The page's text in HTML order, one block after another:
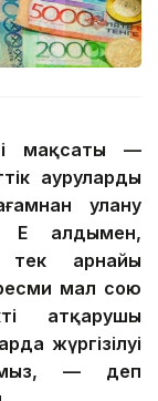
мақсаты —
аурулардың
улану
Ең алдымен,
арнайы
мал сою
атқарушы
жүргізілуі
— деп